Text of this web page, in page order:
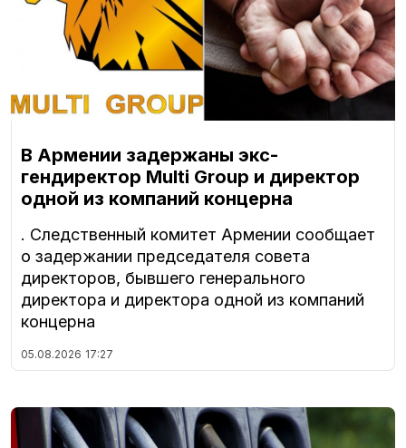
В Армении задержаны экс-
гендиректор Multi Group и директор
одной из компаний концерна
. Следственный комитет Армении сообщает
о задержании председателя совета
директоров, бывшего генерального
директора и директора одной из компаний
концерна
05.08.2026 17:27